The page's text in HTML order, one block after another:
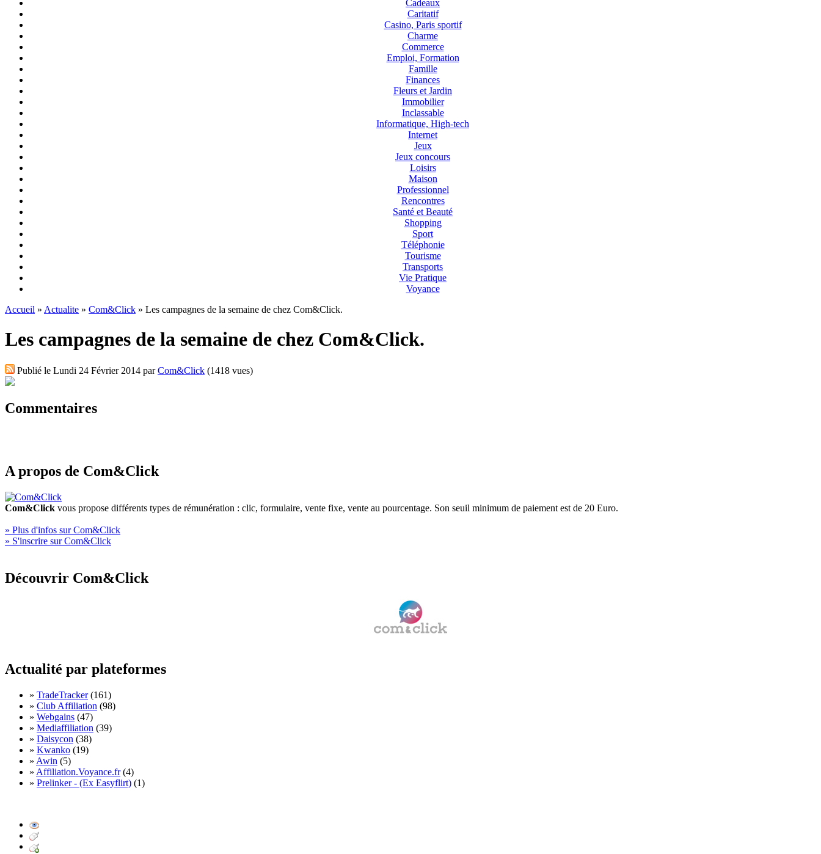
Cadeaux
Caritatif
Casino, Paris sportif
Charme
Commerce
Emploi, Formation
Famille
Finances
Fleurs et Jardin
Immobilier
Inclassable
Informatique, High-tech
Internet
Jeux
Jeux concours
Loisirs
Maison
Professionnel
Rencontres
Santé et Beauté
Shopping
Sport
Téléphonie
Tourisme
Transports
Vie Pratique
Voyance
Accueil » Actualite » Com&Click » Les campagnes de la semaine de chez Com&Click.
Les campagnes de la semaine de chez Com&Click.
Publié le Lundi 24 Février 2014 parCom&Click (1418 vues)
Commentaires
A propos de Com&Click
Com&Click vous propose différents types de rémunération : clic, formulaire, vente fixe, vente au pourcentage. Son seuil minimum de paiement est de 20 Euro.
» Plus d'infos sur Com&Click
» S'inscrire sur Com&Click
Découvrir Com&Click
Actualité par plateformes
» TradeTracker (161)
» Club Affiliation (98)
» Webgains (47)
» Mediaffiliation (39)
» Daisycon (38)
» Kwanko (19)
» Awin (5)
» Affiliation.Voyance.fr (4)
» Prelinker - (Ex Easyflirt) (1)